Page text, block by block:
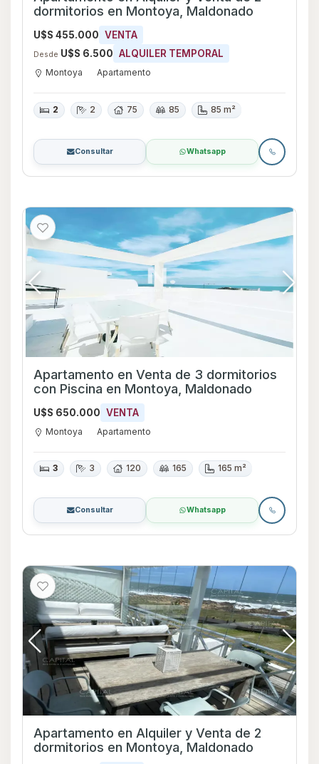
dormitorios en Montoya, Maldonado
U$S 455.000 VENTA
Desde U$S 6.500 ALQUILER TEMPORAL
Montoya Apartamento
2 2 75 85 85 m²
Consultar Whatsapp
Apartamento en Venta de 3 dormitorios
con Piscina en Montoya, Maldonado
U$S 650.000 VENTA
Montoya Apartamento
3 3 120 165 165 m²
Consultar Whatsapp
Apartamento en Alquiler y Venta de 2
dormitorios en Montoya, Maldonado